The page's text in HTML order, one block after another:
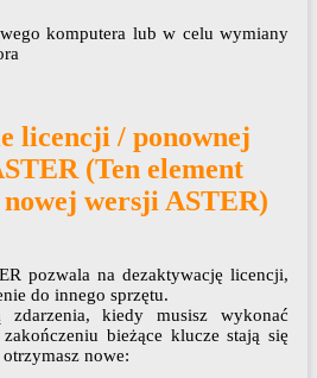
komputera lub w celu wymiany
licencji / ponownej
(Ten element
wersji ASTER)
pozwala na dezaktywację licencji,
do innego sprzętu.
zdarzenia, kiedy musisz wykonać
bieżące klucze stają się
nowe: